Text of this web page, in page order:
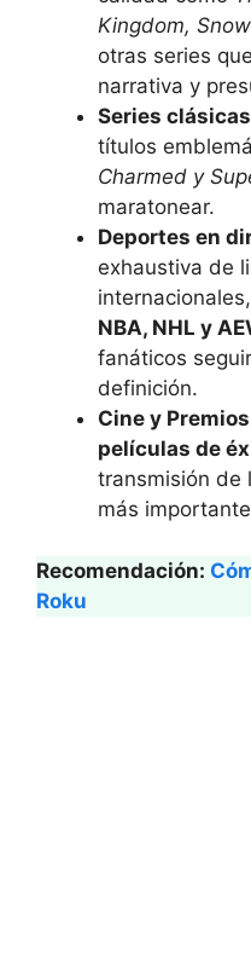
Kingdom,
otras series
narrativa y
Series
títulos
Charmed y
maratonear.
Deportes en
exhaustiva de
NBA, NHL y
fanáticos
definición.
Cine y
películas de
transmisión de
más
Recomendación:
Roku